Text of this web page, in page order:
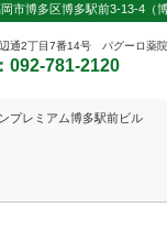
市博多区博多駅前3-13-4（
通2丁目7番14号 パグーロ薬
092-781-2120
プレミアム博多駅前ビル